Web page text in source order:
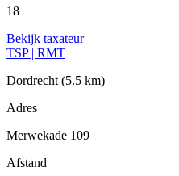
18
Bekijk taxateur
TSP | RMT
Dordrecht (5.5 km)
Adres
Merwekade 109
Afstand